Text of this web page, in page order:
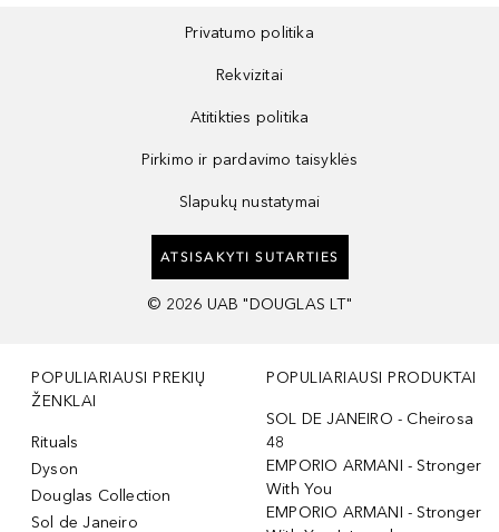
Privatumo politika
Rekvizitai
Atitikties politika
Pirkimo ir pardavimo taisyklės
Slapukų nustatymai
ATSISAKYTI SUTARTIES
© 2026 UAB "DOUGLAS LT"
POPULIARIAUSI PREKIŲ
ŽENKLAI
Rituals
Dyson
Douglas Collection
Sol de Janeiro
POPULIARIAUSI PRODUKTAI
SOL DE JANEIRO - Cheirosa
48
EMPORIO ARMANI - Stronger
With You
EMPORIO ARMANI - Stronger